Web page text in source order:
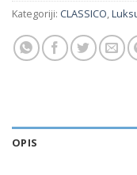
Kategoriji: CLASSICO
OPIS